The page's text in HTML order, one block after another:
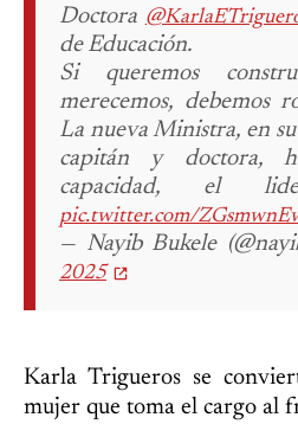
Doctora
de Educación.
Si queremos
merecemos, debemos
La nueva Ministra, en
capitán y doctora,
capacidad, el
pic.twitter.com/
— Nayib Bukele
2025
Karla Trigueros se
mujer que toma el cargo al